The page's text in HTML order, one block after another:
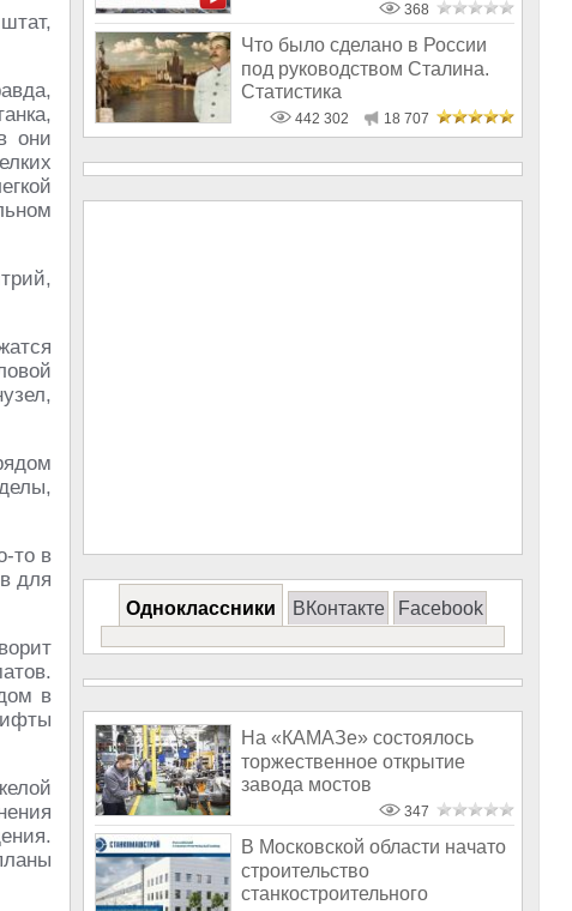
они
то в
для
в
368
Что было сделано в России
под руководством Сталина.
Статистика
442 302 18 707
Одноклассники ВКонтакте Facebook
На «КАМАЗе» состоялось
торжественное открытие
завода мостов
347
В Московской области начато
строительство
станкостроительного